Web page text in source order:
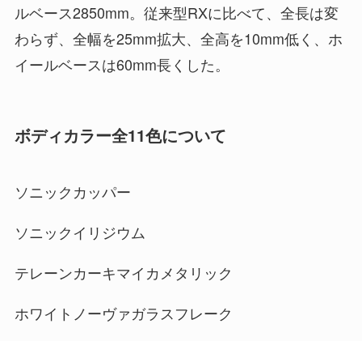
ルベース2850mm。従来型RXに比べて、全長は変
わらず、全幅を25mm拡大、全高を10mm低く、ホ
イールベースは60mm長くした。
ボディカラー全11色について
ソニックカッパー
ソニックイリジウム
テレーンカーキマイカメタリック
ホワイトノーヴァガラスフレーク